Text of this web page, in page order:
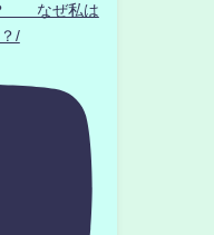
？ なぜ私は
/